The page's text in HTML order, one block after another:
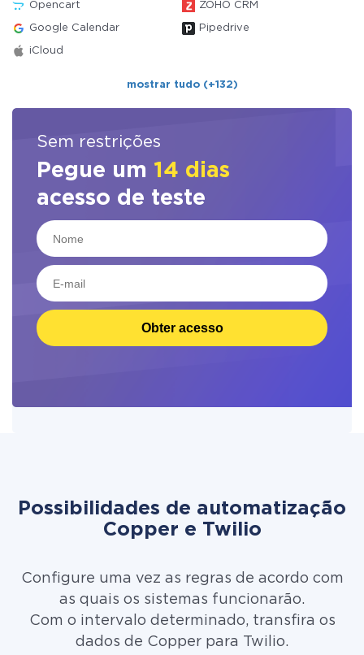
Opencart ZOHO CRM
Google Calendar Pipedrive
iCloud
mostrar tudo (+132)
Sem restrições
Pegue um 14 dias
acesso de teste
Obter acesso
Possibilidades de automatização
Copper e Twilio
Configure uma vez as regras de acordo com
as quais os sistemas funcionarão.
Com o intervalo determinado, transfira os
dados de Copper para Twilio.